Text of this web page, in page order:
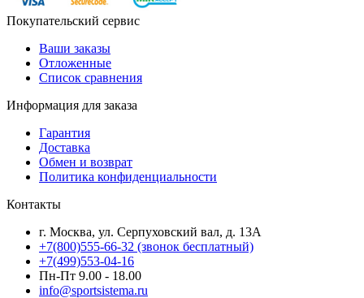
Покупательский сервис
Ваши заказы
Отложенные
Список сравнения
Информация для заказа
Гарантия
Доставка
Обмен и возврат
Политика конфиденциальности
Контакты
г. Москва, ул. Серпуховский вал, д. 13А
+7(800)555-66-32 (звонок бесплатный)
+7(499)553-04-16
Пн-Пт 9.00 - 18.00
info@sportsistema.ru